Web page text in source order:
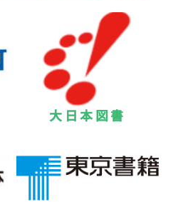
大日本図書